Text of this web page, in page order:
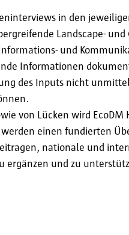
in den
Landscape- und
und
Informationen
des Inputs nicht
von Lücken wird
einen fundierten
nationale und
ergänzen und zu